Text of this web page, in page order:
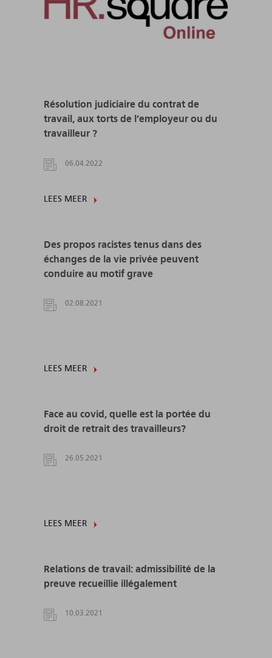
Résolution judiciaire du contrat de
travail, aux torts de l’employeur ou du
travailleur ?
06.04.2022
LEES MEER
Des propos racistes tenus dans des
échanges de la vie privée peuvent
conduire au motif grave
02.08.2021
LEES MEER
Face au covid, quelle est la portée du
droit de retrait des travailleurs?
26.05.2021
LEES MEER
Relations de travail: admissibilité de la
preuve recueillie illégalement
10.03.2021